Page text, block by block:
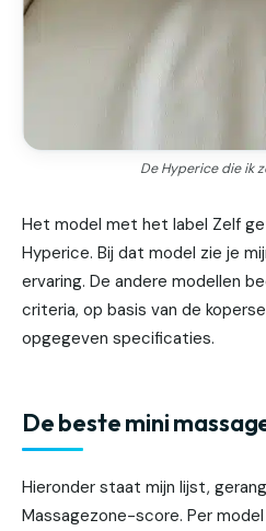
De Hyperice die ik
Het model met het label Zelf
Hyperice. Bij dat model zie je
ervaring. De andere modellen
criteria, op basis van de
opgegeven specificaties.
De beste mini
Hieronder staat mijn lijst,
Massagezone-score. Per